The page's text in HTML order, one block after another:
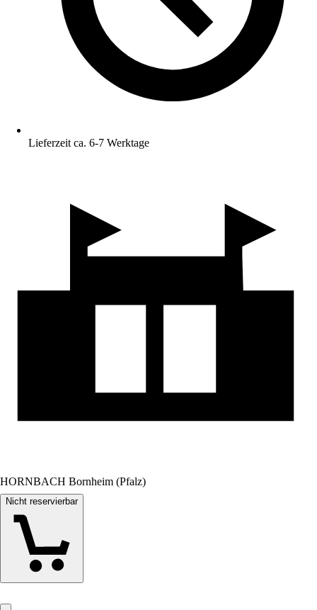
Lieferzeit ca. 6-7 Werktage
HORNBACH Bornheim (Pfalz)
Nicht reservierbar